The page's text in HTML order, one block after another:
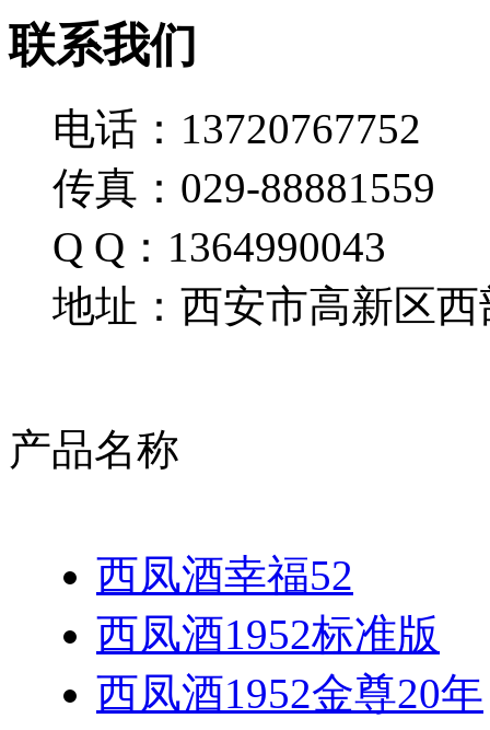
联系我们
电话：13720767752
传真：029-88881559
Q Q：1364990043
地址：西安市高新区西
产品名称
西凤酒幸福52
西凤酒1952标准版
西凤酒1952金尊20年